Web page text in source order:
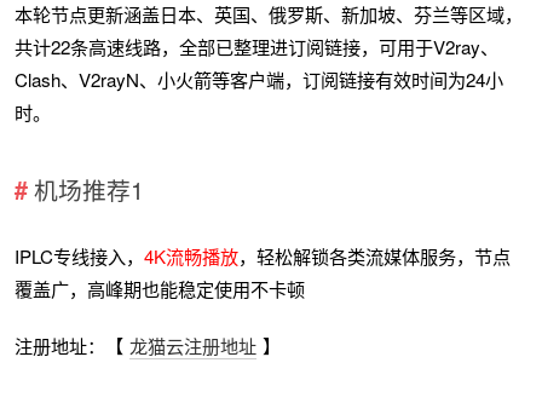
本轮节点更新涵盖日本、英国、俄罗斯、新加坡、芬兰等区域，
共计22条高速线路，全部已整理进订阅链接，可用于V2ray、
Clash、V2rayN、小火箭等客户端，订阅链接有效时间为24小
时。
机场推荐1
IPLC专线接入，4K流畅播放，轻松解锁各类流媒体服务，节点
覆盖广，高峰期也能稳定使用不卡顿
注册地址：【 龙猫云注册地址 】